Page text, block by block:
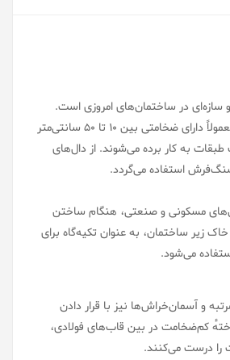
در ساختمان‌های امروزی است.
دال‌های افقی بتنی ، معمولاً دارای ضخامتی بین ۱۰ تا ۵۰ سانتی‌متر
به کار برده می‌شوند. از دال‌های
استفاده می‌گردد.
مسکونی و صنعتی، هنگام ساختن
زیر ساختمان، به عنوان تکیه‌گاه برای
می‌شود.
و آسمان‌خراش‌ها نیز با قرار دادن
کم‌ضخامت در بین قاب‌های فولادی،
درست می‌کنند.